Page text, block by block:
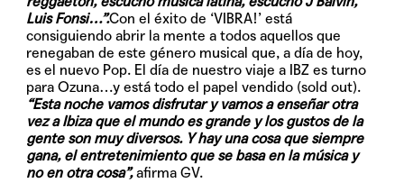
Luis Fonsi…”.Con el éxito de ‘VIBRA!’ está
consiguiendo abrir la mente a todos aquellos que
renegaban de este género musical que, a día de hoy,
es el nuevo Pop. El día de nuestro viaje a IBZ es turno
para Ozuna…y está todo el papel vendido (sold out).
“Esta noche vamos disfrutar y vamos a enseñar otra
vez a Ibiza que el mundo es grande y los gustos de la
gente son muy diversos. Y hay una cosa que siempre
gana, el entretenimiento que se basa en la música y
no en otra cosa”, afirma GV.